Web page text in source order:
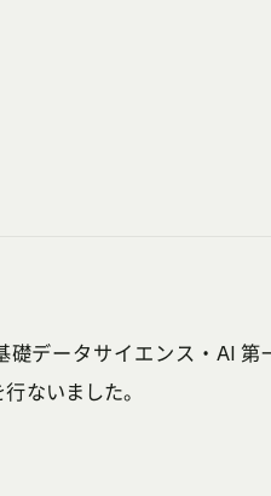
データサイエンス・AI 第
ないました。